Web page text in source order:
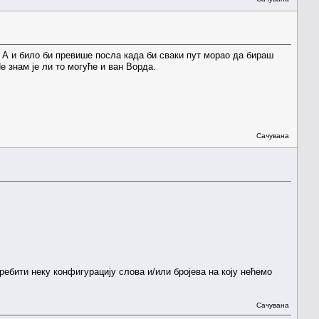
А и било би превише посла када би сваки пут морао да бираш
је ли то могуће и ван Ворда.
Сачувана
неку конфигурацију слова и/или бројева на коју нећемо
Сачувана